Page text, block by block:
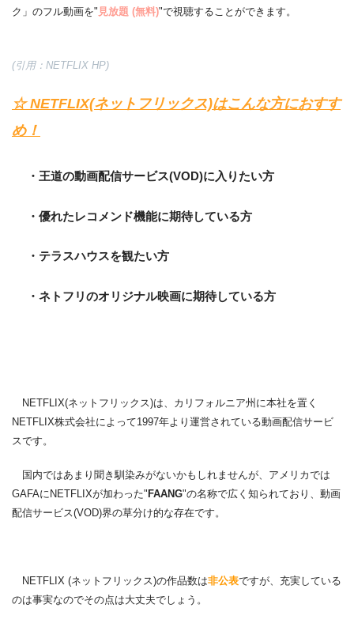
ク」のフル動画を" 見放題 (無料)"で視聴することができます。
(引用：NETFLIX HP)
☆ NETFLIX(ネットフリックス)はこんな方におすす
め！
・王道の動画配信サービス(VOD)に入りたい方
・優れたレコメンド機能に期待している方
・テラスハウスを観たい方
・ネトフリのオリジナル映画に期待している方
NETFLIX(ネットフリックス)は、カリフォルニア州に本社を置く
NETFLIX株式会社によって1997年より運営されている動画配信サービ
スです。
国内ではあまり聞き馴染みがないかもしれませんが、アメリカでは
GAFAにNETFLIXが加わった"FAANG"の名称で広く知られており、動画
配信サービス(VOD)界の草分け的な存在です。
NETFLIX (ネットフリックス)の作品数は非公表ですが、充実している
のは事実なのでその点は大丈夫でしょう。